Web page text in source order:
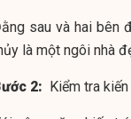
sau và hai bên
là một ngôi nhà
2: Kiểm tra